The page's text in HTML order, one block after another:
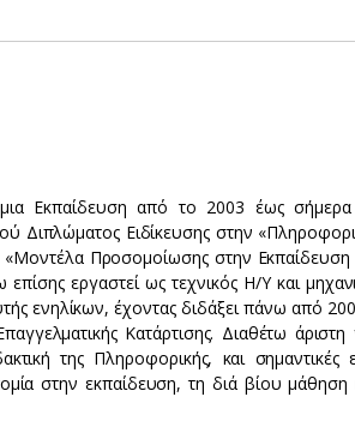
Εκπαίδευση από το 2003 έως σήμερα
Ειδίκευσης στην
«Μοντέλα Προσομοίωσης στην
εργαστεί ως τεχνικός Η/Υ και
ενηλίκων, έχοντας διδάξει πάνω από
Κατάρτισης. Διαθέτω
της Πληροφορικής, και σημαντικές
στην εκπαίδευση, τη διά βίου